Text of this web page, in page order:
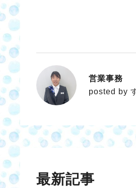
すざき
営業事務
posted by
最新記事